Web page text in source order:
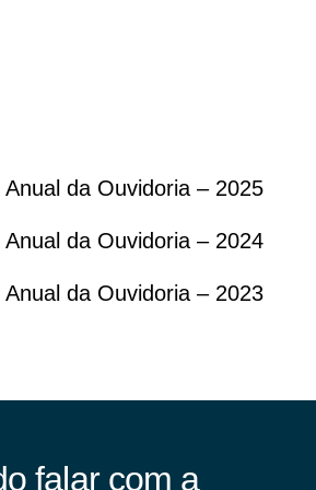
Anual da Ouvidoria – 2025
Anual da Ouvidoria – 2024
Anual da Ouvidoria – 2023
falar com a